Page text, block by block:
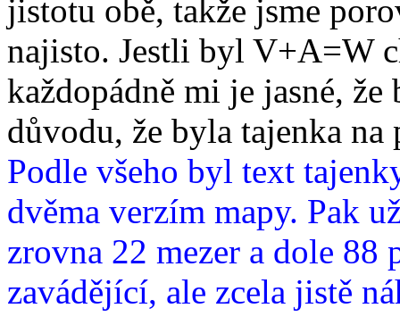
jistotu obě, takže jsme
najisto. Jestli byl V+A=W
každopádně mi je jasné,
důvodu, že byla tajenka
Podle všeho byl text
dvěma verzím mapy. Pak
zrovna 22 mezer a dole 88
zavádějící, ale zcela jistě